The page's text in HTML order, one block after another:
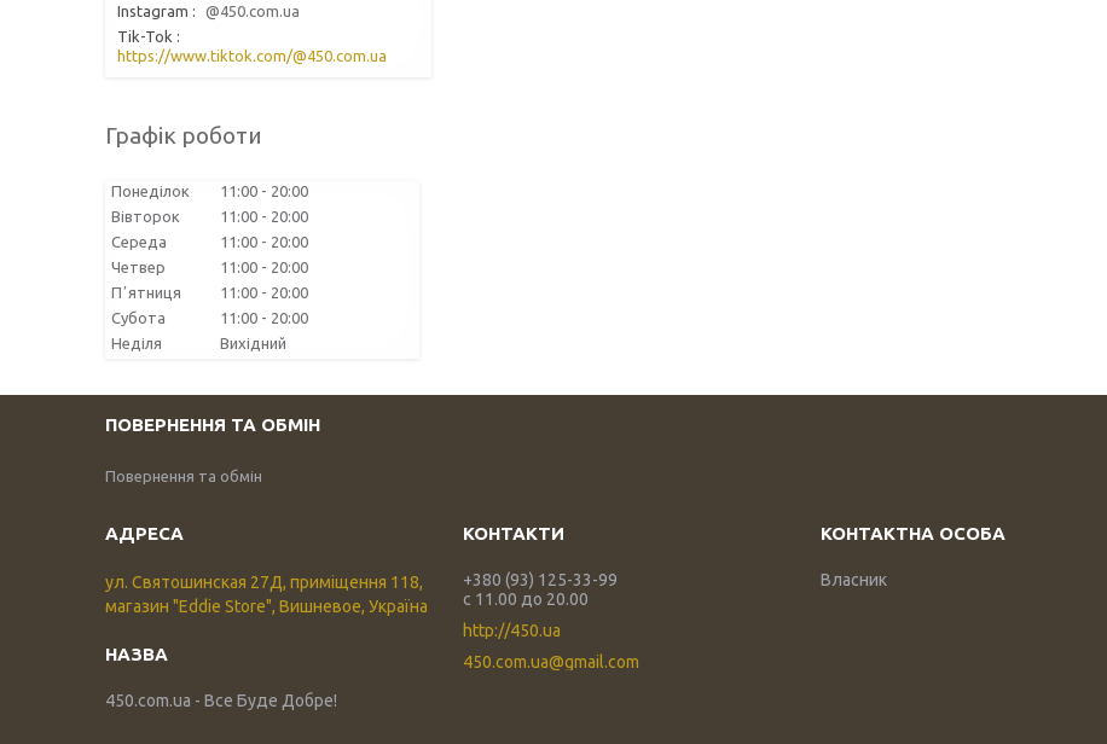
Instagram
@450.com.ua
Tik-Tok
https://www.tiktok.com/@450.com.ua
Графік роботи
Понеділок 11:00
20:00
Вівторок
11:00
20:00
Середа
11:00
20:00
Четвер
11:00
20:00
Пʼятниця
11:00
20:00
Субота
11:00
20:00
Неділя
Вихідний
ПОВЕРНЕННЯ ТА ОБМІН
Повернення та обмін
ул. Святошинская 27Д, приміщення 118,
магазин "Eddie Store", Вишневое, Україна
450.com.ua - Все Буде Добре!
+380 (93) 125-33-99
с 11.00 до 20.00
http://450.ua
450.com.ua@gmail.com
Власник